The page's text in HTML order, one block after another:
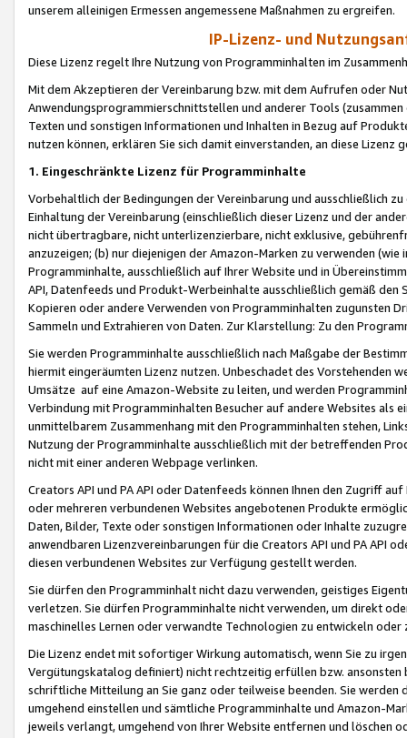
unserem alleinigen Ermessen angemessene Maßnahmen zu ergreifen.
IP-Lizenz- und
Diese Lizenz regelt Ihre Nutzung von Programminhalten im
Mit dem Akzeptieren der Vereinbarung bzw. mit dem Aufrufen oder
Anwendungsprogrammierschnittstellen und anderer Tools (zusammen
Texten und sonstigen Informationen und Inhalten in Bezug auf
nutzen können, erklären Sie sich damit einverstanden, an diese Lizenz
1. Eingeschränkte Lizenz für Programminhalte
Vorbehaltlich der Bedingungen der Vereinbarung und ausschließlich
Einhaltung der Vereinbarung (einschließlich dieser Lizenz und der
nicht übertragbare, nicht unterlizenzierbare, nicht exklusive,
anzuzeigen; (b) nur diejenigen der Amazon-Marken zu verwenden
Programminhalte, ausschließlich auf Ihrer Website und in
API, Datenfeeds und Produkt-Werbeinhalte ausschließlich gemäß
Kopieren oder andere Verwenden von Programminhalten zugunsten
Sammeln und Extrahieren von Daten. Zur Klarstellung: Zu den
Sie werden Programminhalte ausschließlich nach Maßgabe der
hiermit eingeräumten Lizenz nutzen. Unbeschadet des Vorstehenden
Umsätze auf eine Amazon-Website zu leiten, und werden
Verbindung mit Programminhalten Besucher auf andere Websites als
unmittelbarem Zusammenhang mit den Programminhalten stehen,
Nutzung der Programminhalte ausschließlich mit der betreffenden
nicht mit einer anderen Webpage verlinken.
Creators API und PA API oder Datenfeeds können Ihnen den Zugriff
oder mehreren verbundenen Websites angebotenen Produkte
Daten, Bilder, Texte oder sonstigen Informationen oder Inhalte
anwendbaren Lizenzvereinbarungen für die Creators API und PA API
diesen verbundenen Websites zur Verfügung gestellt werden.
Sie dürfen den Programminhalt nicht dazu verwenden, geistiges
verletzen. Sie dürfen Programminhalte nicht verwenden, um direkt
maschinelles Lernen oder verwandte Technologien zu entwickeln
Die Lizenz endet mit sofortiger Wirkung automatisch, wenn Sie zu
Vergütungskatalog definiert) nicht rechtzeitig erfüllen bzw. ansonsten
schriftliche Mitteilung an Sie ganz oder teilweise beenden. Sie werden
umgehend einstellen und sämtliche Programminhalte und Amazon-
jeweils verlangt, umgehend von Ihrer Website entfernen und löschen